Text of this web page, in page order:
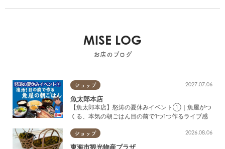
MISE LOG
お店のブログ
ショップ 2027.07.06
魚太郎本店
【魚太郎本店】怒涛の夏休みイベント①｜魚屋がつ
くる、本気の朝ごはん目の前で1つ1つ作るライブ感
ショップ 2026.08.06
東海市観光物産プラザ